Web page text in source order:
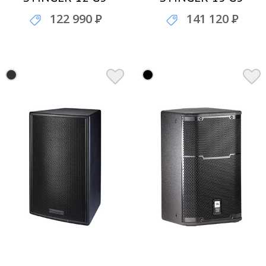
профессиональный
122 990Р
профессиональный
141 120Р